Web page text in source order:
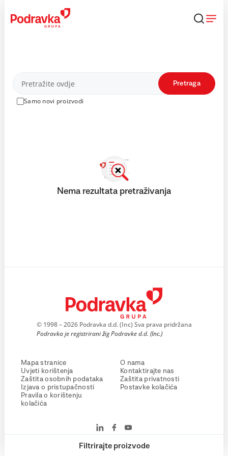
content
Proizvodi
Samo novi proizvodi
Pretraga
Filtrirajte proizvode
Nema rezultata pretraživanja
© 1998 – 2026 Podravka d.d. (Inc) Sva prava pridržana
Podravka je registrirani žig Podravke d.d. (Inc.)
Mapa stranice
Uvjeti korištenja
Zaštita osobnih podataka
Izjava o pristupačnosti
Pravila o korištenju
kolačića
O nama
Kontaktirajte nas
Zaštita privatnosti
Postavke kolačića